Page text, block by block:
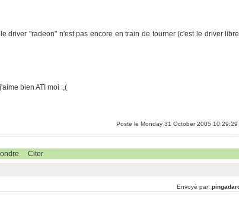
driver "radeon" n'est pas encore en train de tourner (c'est le driver
bien ATI moi :,(
Poste le Monday 31 October 2005 10:29:29
Citer
Envoyé par: